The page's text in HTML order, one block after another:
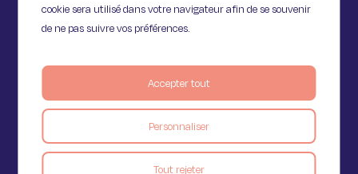
cookie sera utilisé dans votre navigateur afin de se souvenir
de ne pas suivre vos préférences.
Personnaliser
Tout rejeter
Accepter tout
11 Rue de Provence,
75009 Paris
Voir le blog